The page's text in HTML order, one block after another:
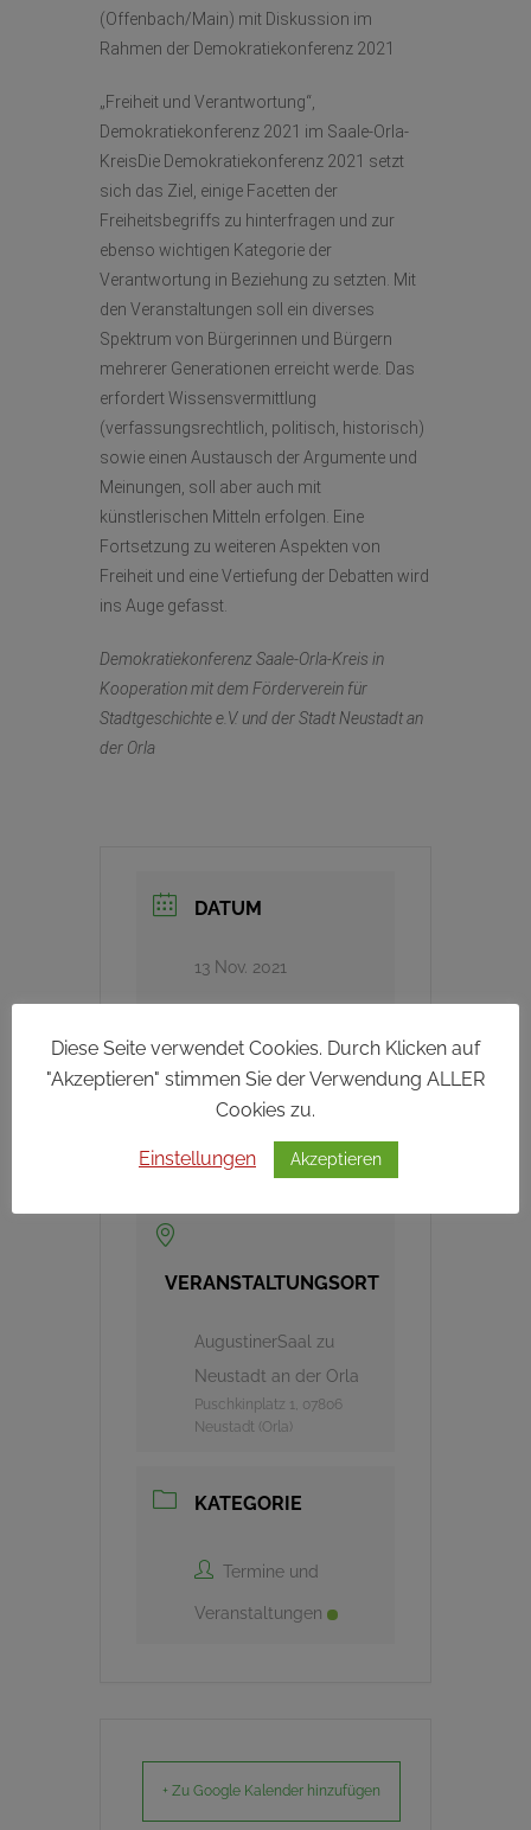
(Offenbach/Main) mit Diskussion im
Rahmen der Demokratiekonferenz 2021
„Freiheit und Verantwortung“,
Demokratiekonferenz 2021 im Saale-Orla-
KreisDie Demokratiekonferenz 2021 setzt
sich das Ziel, einige Facetten der
Freiheitsbegriffs zu hinterfragen und zur
ebenso wichtigen Kategorie der
Verantwortung in Beziehung zu setzten. Mit
den Veranstaltungen soll ein diverses
Spektrum von Bürgerinnen und Bürgern
mehrerer Generationen erreicht werde. Das
erfordert Wissensvermittlung
(verfassungsrechtlich, politisch, historisch)
sowie einen Austausch der Argumente und
Meinungen, soll aber auch mit
künstlerischen Mitteln erfolgen. Eine
Fortsetzung zu weiteren Aspekten von
Freiheit und eine Vertiefung der Debatten wird
ins Auge gefasst.
Demokratiekonferenz Saale-Orla-Kreis in
Kooperation mit dem Förderverein für
Stadtgeschichte e.V. und der Stadt Neustadt an
der Orla
DATUM
13 Nov. 2021
UHRZEIT
15:00
VERANSTALTUNGSORT
AugustinerSaal zu
Neustadt an der Orla
Puschkinplatz 1, 07806
Neustadt (Orla)
KATEGORIE
Termine und
Veranstaltungen
+ Zu Google Kalender hinzufügen
Diese Seite verwendet Cookies. Durch Klicken auf
"Akzeptieren" stimmen Sie der Verwendung ALLER
Cookies zu.
Einstellungen Akzeptieren